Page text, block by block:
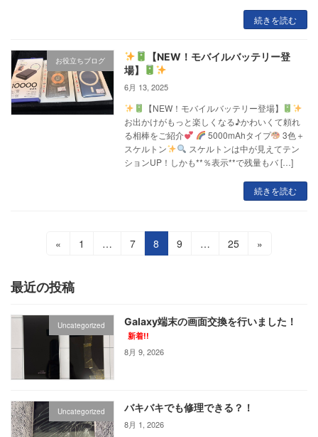
続きを読む
お役立ちブログ
【NEW！モバイルバッテリー登
場】
6月 13, 2025
【NEW！モバイルバッテリー登場】
お出かけがもっと楽しくなる♪かわいくて頼れ
る相棒をご紹介
5000mAhタイプ
3色＋
スケルトン
スケルトンは中が見えてテン
ションUP！しかも**％表示**で残量もバ […]
続きを読む
の
ペ
ー
ジ
り
«
固1 …
固
7
固
定
8
固
9 …
固
25 »
最近の投稿
Uncategorized Galaxy端末の画面交換を行いました！
新着!!
8月 9, 2026
Uncategorized バキバキでも修理できる？！
8月 1, 2026